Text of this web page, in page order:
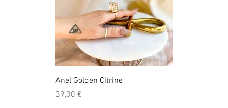
Anel Golden Citrine
Preço
39,00 €